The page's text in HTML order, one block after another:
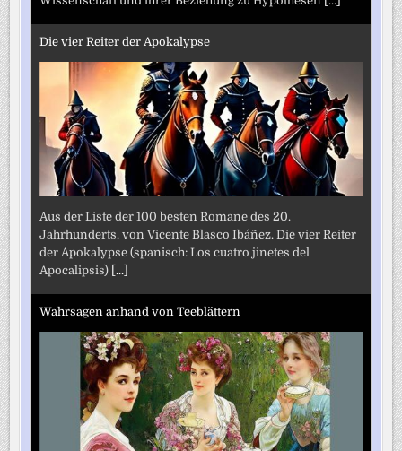
Die vier Reiter der Apokalypse
Aus der Liste der 100 besten Romane des 20.
Jahrhunderts. von Vicente Blasco Ibáñez. Die vier Reiter
der Apokalypse (spanisch: Los cuatro jinetes del
Apocalipsis) [...]
Wahrsagen anhand von Teeblättern